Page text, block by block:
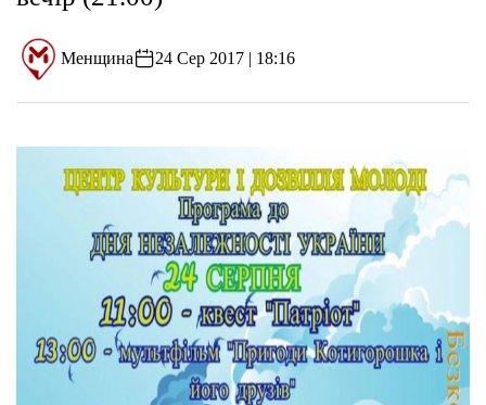
Менщина 24 Сер 2017 | 18:16